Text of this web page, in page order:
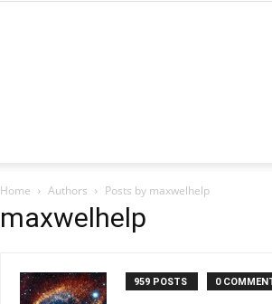
Home Authors Posts by maxwelhelp
maxwelhelp
959 POSTS 0